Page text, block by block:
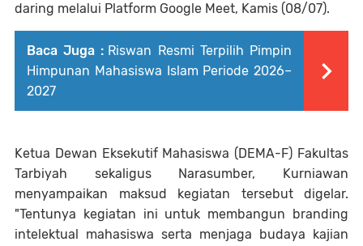
daring melalui Platform Google Meet, Kamis (08/07).
Baca Juga : Riswan Resmi Terpilih Pimpin
Himpunan Mahasiswa Islam Periode 2026–
2027
Ketua Dewan Eksekutif Mahasiswa (DEMA-F) Fakultas
Tarbiyah sekaligus Narasumber, Kurniawan
menyampaikan maksud kegiatan tersebut digelar.
"Tentunya kegiatan ini untuk membangun branding
intelektual mahasiswa serta menjaga budaya kajian